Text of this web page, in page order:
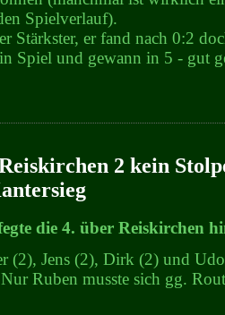
Spielverlauf).
Stärkster, er fand nach 0:2
Spiel und gewann in 5 - gut
2 kein
die 4. über Reiskirchen
(2), Jens (2), Dirk (2) und
Ruben musste sich gg.